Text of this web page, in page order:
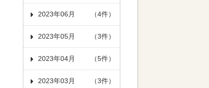
2023年06月 （4件）
2023年05月 （3件）
2023年04月 （5件）
2023年03月 （3件）